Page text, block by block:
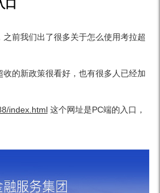
口
前我们出了很多关于怎么使用考拉超
的新政策很看好，也有很多人已经加
index.html这个网址是PC端的入口，